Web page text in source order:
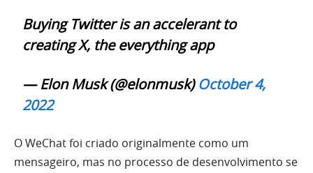
Buying Twitter is an accelerant to
creating X, the everything app
— Elon Musk (@elonmusk)October 4,
2022
O WeChat foi criado originalmente como um
mensageiro, mas no processo de desenvolvimento se